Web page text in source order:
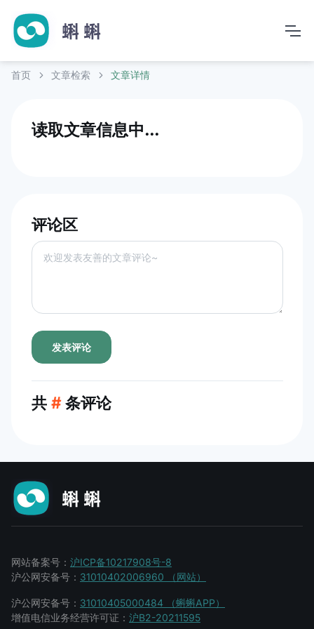
首页 文章检索 文章详情
读取文章信息中...
评论区
发表评论
共 #条评论
网站备案号： 沪ICP备10217908号-8
沪公网安备号： 31010402006960 （网站）
沪公网安备号： 31010405000484 （蝌蝌APP）
增值电信业务经营许可证： 沪B2-20211595